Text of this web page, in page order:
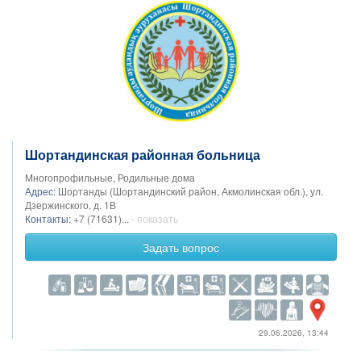
Шортандинская районная больница
Многопрофильные, Родильные дома
Адрес: Шортанды (Шортандинский район, Акмолинская обл.), ул.
Дзержинского, д. 1В
Контакты: +7 (71631)... - показать
Задать вопрос
29.06.2026, 13:44